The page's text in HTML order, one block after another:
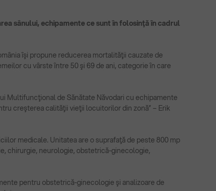
sânului, echipamente ce sunt în folosinţă în cadrul
îşi propune reducerea mortalităţii cauzate de
cu vârste între 50 şi 69 de ani, categorie în care
Multifuncţional de Sănătate Năvodari cu echipamente
creşterea calităţii vieţii locuitorilor din zonă” – Erik
medicale. Unitatea are o suprafaţă de peste 800 mp
chirurgie, neurologie, obstetrică-ginecologie,
pentru obstetrică-ginecologie şi analizoare de